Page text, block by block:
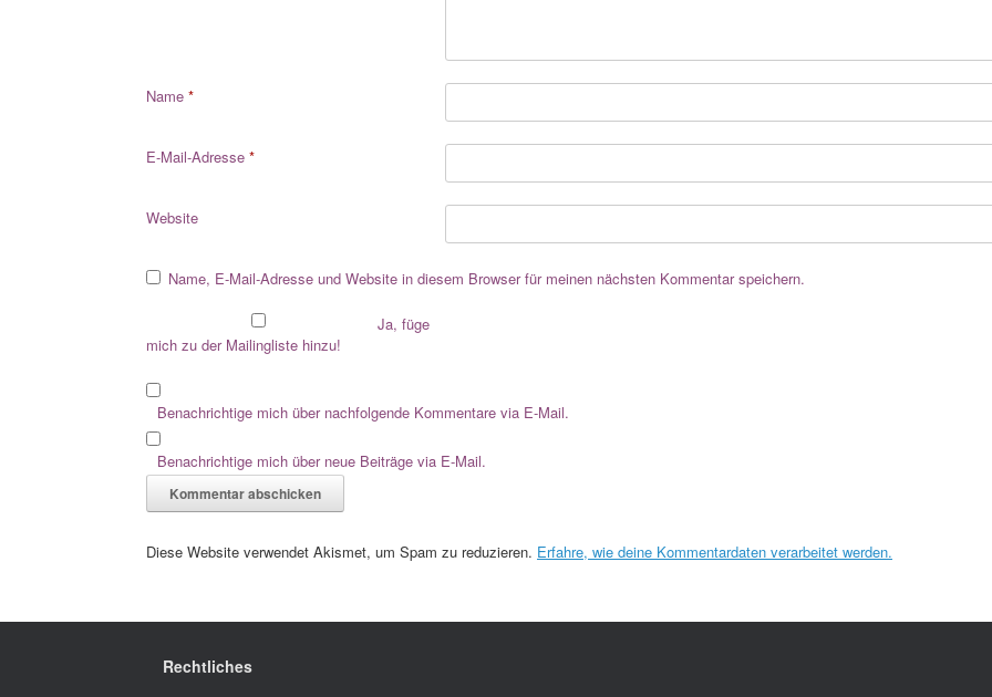
Name *
E-Mail-Adresse *
Website
Name, E-Mail-Adresse und Website in diesem Browser für meinen nächsten Kommentar speichern.
Ja, füge
mich zu der Mailingliste hinzu!
Benachrichtige mich über nachfolgende Kommentare via E-Mail.
Benachrichtige mich über neue Beiträge via E-Mail.
Diese Website verwendet Akismet, um Spam zu reduzieren. Erfahre, wie deine Kommentardaten verarbeitet werden.
Rechtliches